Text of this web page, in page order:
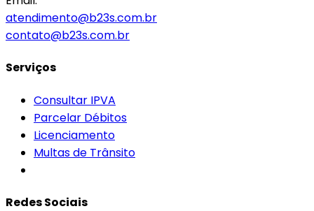
atendimento@b23s.com.br
contato@b23s.com.br
Serviços
Consultar IPVA
Parcelar Débitos
Licenciamento
Multas de Trânsito
Redes Sociais